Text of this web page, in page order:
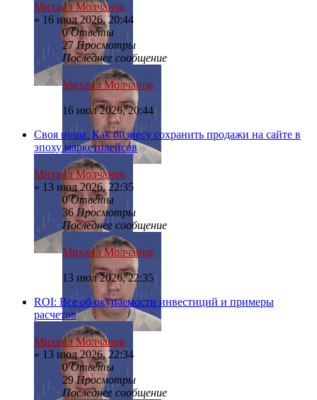
Михаил Молчанов
» 16 июл 2026, 20:44
0Ответы
27Просмотры
Последнее сообщение
Михаил Молчанов
16 июл 2026, 20:44
Своя ноша: Как бизнесу сохранить продажи на сайте в
эпоху маркетплейсов
Михаил Молчанов
» 13 июл 2026, 22:35
0Ответы
36Просмотры
Последнее сообщение
Михаил Молчанов
13 июл 2026, 22:35
ROI: Все об окупаемости инвестиций и примеры
расчетов
Михаил Молчанов
» 13 июл 2026, 22:34
0Ответы
29Просмотры
Последнее сообщение